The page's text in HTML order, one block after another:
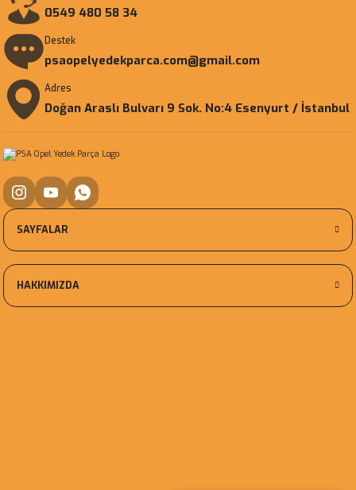
0549 480 58 34
Destek
psaopelyedekparca.com@gmail.com
Adres
Doğan Araslı Bulvarı 9 Sok. No:4 Esenyurt / İstanbul
SAYFALAR
HAKKIMIZDA